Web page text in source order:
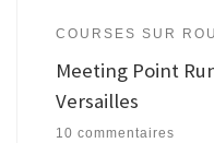
COURSES SUR
Meeting Point
Versailles
10 commentaires